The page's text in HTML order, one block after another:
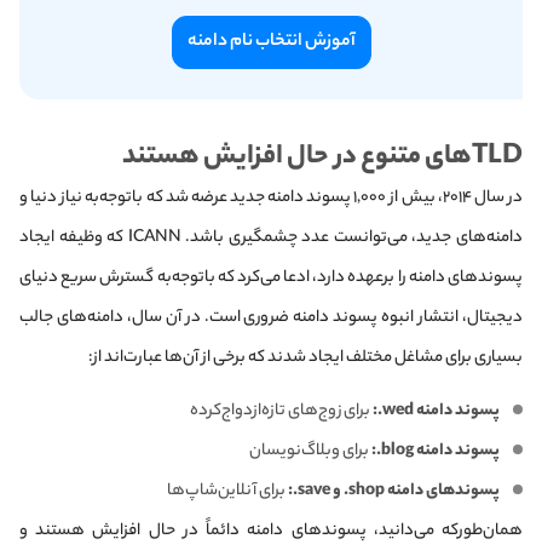
آموزش انتخاب نام دامنه
TLDهای متنوع در حال افزایش هستند
در سال ۲۰۱۴، بیش از ۱,۰۰۰ پسوند دامنه جدید عرضه شد که باتوجه‌به نیاز دنیا و
دامنه‌های جدید، می‌توانست عدد چشمگیری باشد. ICANN که وظیفه ایجاد
پسوندهای دامنه را برعهده دارد، ادعا می‌کرد که باتوجه‌به گسترش سریع دنیای
دیجیتال، انتشار انبوه پسوند دامنه ضروری است. در آن سال، دامنه‌های جالب
بسیاری برای مشاغل مختلف ایجاد شدند که برخی از آن‌ها عبارت‌اند از:
پسوند دامنه wed.:
برای زوج‌های تازه‌ازدواج‌کرده
پسوند دامنه blog.:
برای وبلاگ‌نویسان
پسوند‌های دامنه shop. و save.:
برای آنلاین‌شاپ‌ها
همان‌طورکه می‌دانید، پسوندهای دامنه دائماً در حال افزایش هستند و